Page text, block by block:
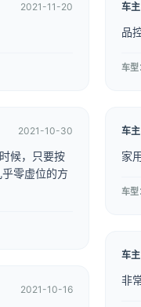
2021-11-20
2021-10-30
候，只要按
零虚位的方
2021-10-16
车
品
车
车
家
车
车
非